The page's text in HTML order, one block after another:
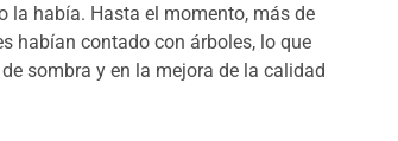
la había. Hasta el momento, más de
habían contado con árboles, lo que
sombra y en la mejora de la calidad